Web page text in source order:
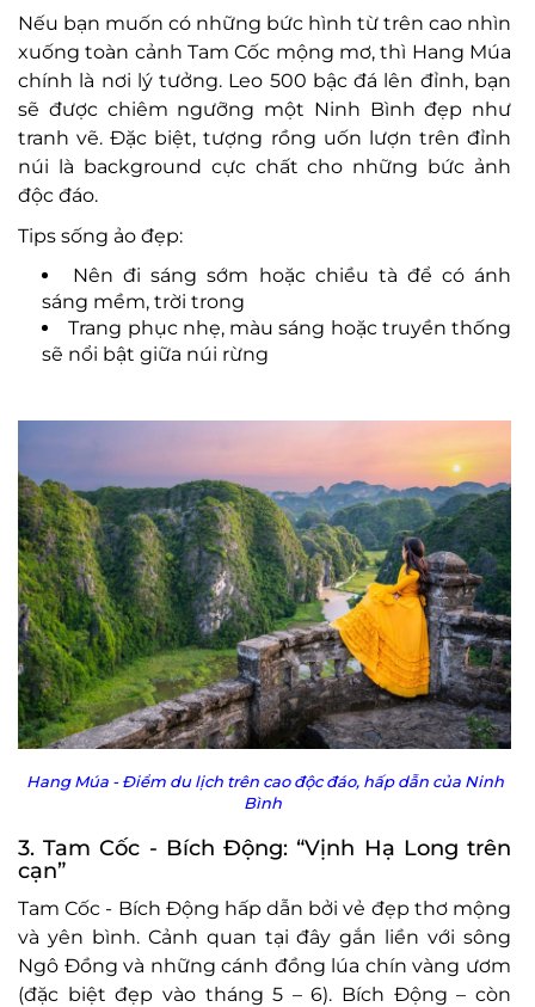
Nếu bạn muốn có những bức hình từ trên cao nhìn
xuống toàn cảnh Tam Cốc mộng mơ, thì Hang Múa
chính là nơi lý tưởng. Leo 500 bậc đá lên đỉnh, bạn
sẽ được chiêm ngưỡng một Ninh Bình đẹp như
tranh vẽ. Đặc biệt, tượng rồng uốn lượn trên đỉnh
núi là background cực chất cho những bức ảnh
độc đáo.
Tips sống ảo đẹp:
Nên đi sáng sớm hoặc chiều tà để có ánh
sáng mềm, trời trong
Trang phục nhẹ, màu sáng hoặc truyền thống
sẽ nổi bật giữa núi rừng
Hang Múa - Điểm du lịch trên cao độc đáo, hấp dẫn của Ninh
Bình
3. Tam Cốc - Bích Động: “Vịnh Hạ Long trên
cạn”
Tam Cốc - Bích Động hấp dẫn bởi vẻ đẹp thơ mộng
và yên bình. Cảnh quan tại đây gắn liền với sông
Ngô Đồng và những cánh đồng lúa chín vàng ươm
(đặc biệt đẹp vào tháng 5 – 6). Bích Động – còn